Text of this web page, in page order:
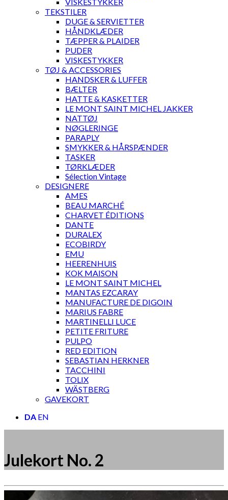
TEKSTILER
DUGE & SERVIETTER
HÅNDKLÆDER
TÆPPER & PLAIDER
PUDER
VISKESTYKKER
TØJ & ACCESSORIES
HANDSKER & LUFFER
BÆLTER
HATTE & KASKETTER
LE MONT SAINT MICHEL JAKKER
NATTØJ
NØGLERINGE
PARAPLY
SMYKKER & HÅRSPÆNDER
TASKER
TØRKLÆDER
Sélection Vintage
DESIGNERE
AMES
BEAU MARCHÉ
CHARVET ÉDITIONS
DANTE
DURALEX
ECOBIRDY
EMU
HEERENHUIS
KOK MAISON
LE MONT SAINT MICHEL
MANTAS EZCARAY
MANUFACTURE DE DIGOIN
MARIUS FABRE
MARTINELLI LUCE
PETITE FRITURE
PULPO
RED EDITION
SEBASTIAN HERKNER
TACCHINI
TOLIX
WÄSTBERG
GAVEKORT
DA EN
Julekort No. 2
Måske kunne nogle af disse produkter have din